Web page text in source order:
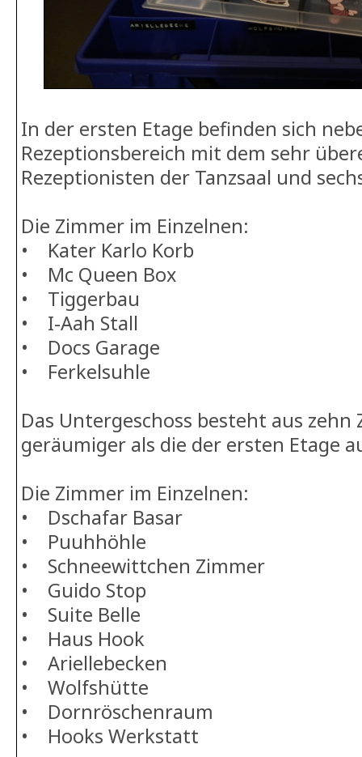
In der ersten Etage befinden sich
Rezeptionsbereich mit dem sehr
Rezeptionisten der Tanzsaal und
Die Zimmer im Einzelnen:
• Kater Karlo Korb
• Mc Queen Box
• Tiggerbau
• I-Aah Stall
• Docs Garage
• Ferkelsuhle
Das Untergeschoss besteht aus zehn
geräumiger als die der ersten Etage
Die Zimmer im Einzelnen:
• Dschafar Basar
• Puuhhöhle
• Schneewittchen Zimmer
• Guido Stop
• Suite Belle
• Haus Hook
• Ariellebecken
• Wolfshütte
• Dornröschenraum
• Hooks Werkstatt